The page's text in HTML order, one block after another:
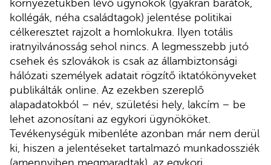
környezetükben lévő ügynökök (gyakran barátok,
kollégák, néha családtagok) jelentése politikai
célkeresztet rajzolt a homlokukra. Ilyen totális
iratnyilvánosság sehol nincs. A legmesszebb jutó
csehek és szlovákok is csak az állambiztonsági
hálózati személyek adatait rögzítő iktatókönyveket
publikálták online. Az ezekben szereplő
alapadatokból – név, születési hely, lakcím – be
lehet azonosítani az egykori ügynököket.
Tevékenységük mibenléte azonban már nem derül
ki, hiszen a jelentéseket tartalmazó munkadossziék